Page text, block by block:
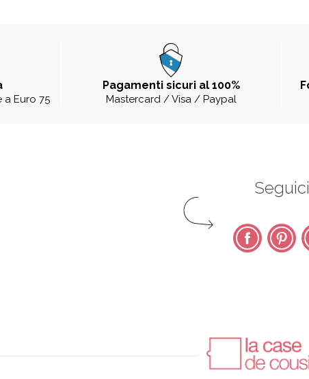
Euro 75
Pagamenti sicuri al 100%
Mastercard / Visa / Paypal
Seguici